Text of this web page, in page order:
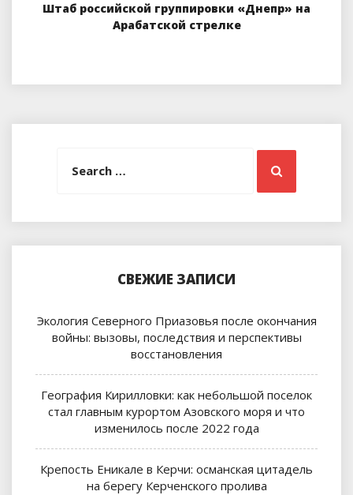
Штаб российской группировки «Днепр» на
Арабатской стрелке
Search
СВЕЖИЕ ЗАПИСИ
Экология Северного Приазовья после окончания
войны: вызовы, последствия и перспективы
восстановления
География Кирилловки: как небольшой поселок
стал главным курортом Азовского моря и что
изменилось после 2022 года
Крепость Еникале в Керчи: османская цитадель
на берегу Керченского пролива